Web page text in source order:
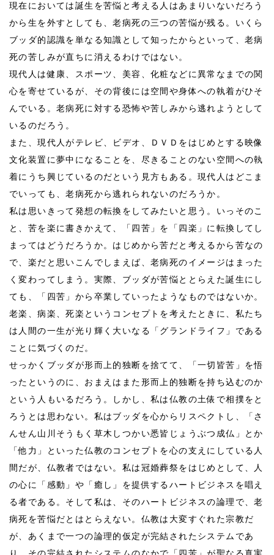
現在においては誕生を苦悩と考える人はあまりいないだろう
から生を外すとしても、老病死の三つの苦悩が残る。いくら
ブッダ的認識を単なる知識として知ったからといって、老病
死の苦しみが直ちに消えるわけではない。
現代人は健康、スポーツ、美容、化粧などに異常なまでの関
心を寄せているが、その背後には空間や身体への執着がひそ
んでいる。老病死に対する恐怖や苦しみから逃れようとして
いるのだろう。
また、現代人がテレビ、ビデオ、ＤＶＤをはじめとする映像
文化装置に夢中になることを、尽きることのない空間への執
着にうち興じているのだという見方もある。現代人はどこま
でいっても、老病死から逃れられないのだろうか。
私は思いきって発想の転換をしてみたいと思う。いっそのこ
と、苦を楽に書きかえて、「四苦」を「四楽」に転換してし
まってはどうだろうか。はじめから苦だと考えるから苦なの
で、楽だと思いこんでしまえば、老病死のイメージはまった
く変わってしまう。実際、ブッダが苦悩ととらえた誕生にし
ても、「四苦」から卒業していったようなものではないか。
老楽、病楽、死楽というコンセプトを考えたときに、私たち
は人間の一生が光り輝く大いなる「グランドライフ」である
ことに気づくのだ。
せっかくブッダが形而上的独断を捨てて、「一切皆苦」を悟
ったというのに、おまえはまた形而上的独断を持ち込むのか
という人もいるだろう。しかし、私は仏教の土俵で相撲をと
ろうとは思わない。私はブッダを心からリスペクトし、「さ
んせん山川そうもく草木しつかい悉皆じょうぶつ成仏」とか
「他力」といった仏教のコンセプトを心の支えにしている人
間だが、仏教者ではない。私は冠婚葬祭をはじめとして、人
の心に「感動」や「癒し」を提供するハートビジネスを唱え
る者である。そして私は、そのハートビジネスの論理で、老
病死を苦悩だとはとらえない。仏教は大変すぐれた宗教だ
が、あくまで一つの論理的仮定が完結されたシステムであ